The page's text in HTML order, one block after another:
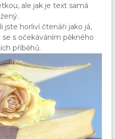
ale jak je text samá
jste horliví čtenáři jako já,
se s očekáváním pěkného
příběhů.